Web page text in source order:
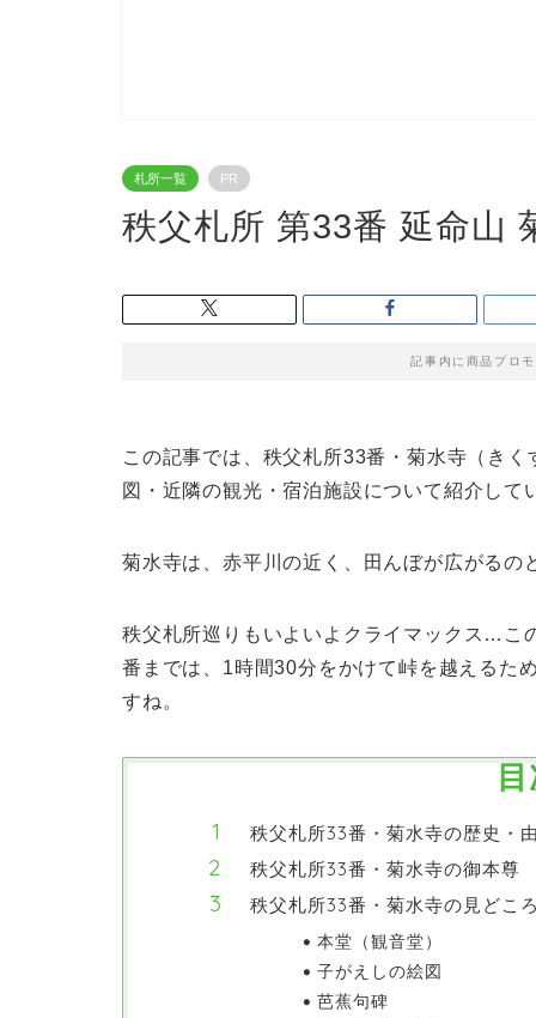
札所一覧 PR
秩父札所 第33番 延命山
記事内に商品プロ
この記事では、秩父札所33番・菊水寺（き
図・近隣の観光・宿泊施設について紹介して
菊水寺は、赤平川の近く、田んぼが広がるの
秩父札所巡りもいよいよクライマックス…こ
番までは、1時間30分をかけて峠を越えるた
すね。
秩父札所33番・菊水寺の歴史・
秩父札所33番・菊水寺の御本尊
秩父札所33番・菊水寺の見どころ
本堂（観音堂）
子がえしの絵図
芭蕉句碑